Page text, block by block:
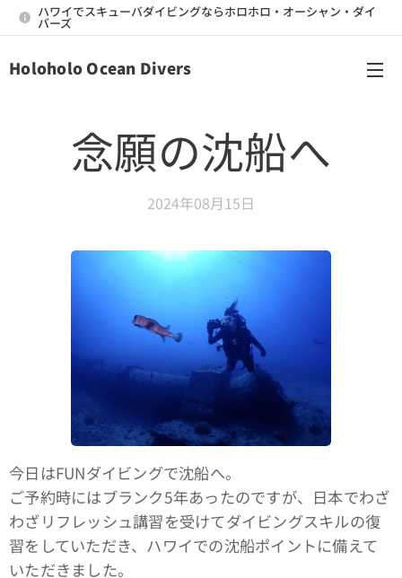
ハワイでスキューバダイビングならホロホロ・オーシャン・ダイ
バーズ
Holoholo Ocean Divers
念願の沈船へ
2024年08月15日
今日はFUNダイビングで沈船へ。
ご予約時にはブランク5年あったのですが、日本でわざ
わざリフレッシュ講習を受けてダイビングスキルの復
習をしていただき、ハワイでの沈船ポイントに備えて
いただきました。